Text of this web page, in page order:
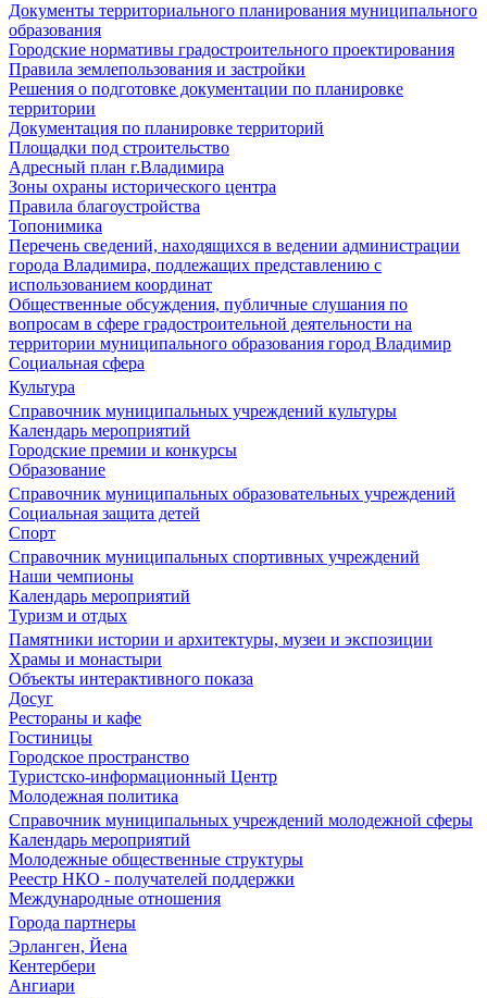
Документы территориального планирования муниципального
образования
Городские нормативы градостроительного проектирования
Правила землепользования и застройки
Решения о подготовке документации по планировке
территории
Документация по планировке территорий
Площадки под строительство
Адресный план г.Владимира
Зоны охраны исторического центра
Правила благоустройства
Топонимика
Перечень сведений, находящихся в ведении администрации
города Владимира, подлежащих представлению с
использованием координат
Общественные обсуждения, публичные слушания по
вопросам в сфере градостроительной деятельности на
территории муниципального образования город Владимир
Социальная сфера
Культура
Справочник муниципальных учреждений культуры
Календарь мероприятий
Городские премии и конкурсы
Образование
Справочник муниципальных образовательных учреждений
Социальная защита детей
Спорт
Справочник муниципальных спортивных учреждений
Наши чемпионы
Календарь мероприятий
Туризм и отдых
Памятники истории и архитектуры, музеи и экспозиции
Храмы и монастыри
Объекты интерактивного показа
Досуг
Рестораны и кафе
Гостиницы
Городское пространство
Туристско-информационный Центр
Молодежная политика
Справочник муниципальных учреждений молодежной сферы
Календарь мероприятий
Молодежные общественные структуры
Реестр НКО - получателей поддержки
Международные отношения
Города партнеры
Эрланген, Йена
Кентербери
Ангиари